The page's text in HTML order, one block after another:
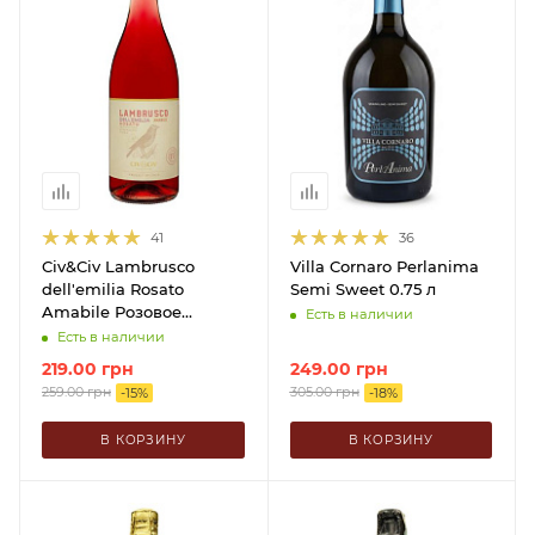
41
Civ&Civ Lambrusco
dell'emilia Rosato
Amabile Розовое
Полусладкое 0.75 л
Есть в наличии
219.00 грн
259.00грн -15%
В КОРЗИНУ
36
Villa Cornaro Perlanima
Semi Sweet 0.75 л
Есть в наличии
249.00 грн
305.00грн -18%
В КОРЗИНУ